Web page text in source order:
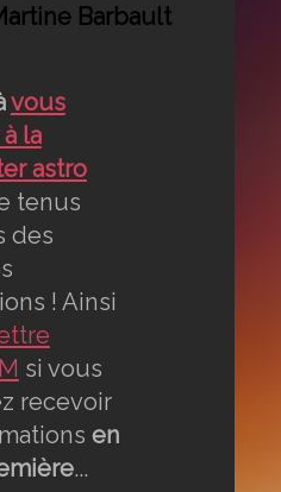
Barbault
vous
la
astro
tenus
des
! Ainsi
si vous
recevoir
en
...